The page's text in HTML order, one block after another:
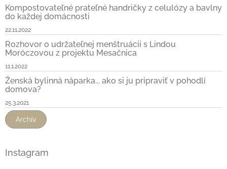
Kompostovateľné prateľné handričky z celulózy a bavlny
do každej domácnosti
22.11.2022
Rozhovor o udržateľnej menštruácii s Lindou
Moróczovou z projektu Mesačnica
11.1.2022
Ženská bylinná náparka... ako si ju pripraviť v pohodlí
domova?
25.3.2021
Archív
Instagram